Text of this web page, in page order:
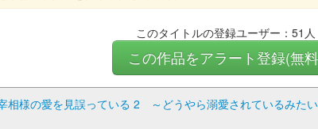
このタイトルの登録ユーザー：51人
この作品をアラート登録(無
相様の愛を見誤っている 2 ～どうやら溺愛されているみた